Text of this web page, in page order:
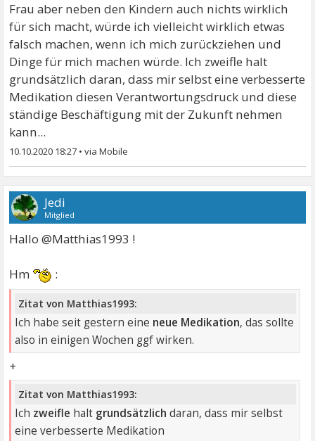
Frau aber neben den Kindern auch nichts wirklich
für sich macht, würde ich vielleicht wirklich etwas
falsch machen, wenn ich mich zurückziehen und
Dinge für mich machen würde. Ich zweifle halt
grundsätzlich daran, dass mir selbst eine verbesserte
Medikation diesen Verantwortungsdruck und diese
ständige Beschäftigung mit der Zukunft nehmen
kann...
10.10.2020 18:27 •
Jedi
Mitglied
Hallo @Matthias1993 !
Hm :
Zitat von Matthias1993:
Ich habe seit gestern eine neue Medikation, das sollte
also in einigen Wochen ggf wirken.
+
Zitat von Matthias1993:
Ich zweifle halt grundsätzlich daran, dass mir selbst
eine verbesserte Medikation